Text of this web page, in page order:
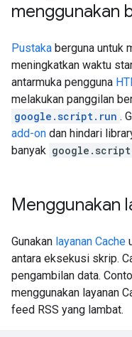
menggunakan
Pustaka berguna untuk
meningkatkan waktu
antarmuka pengguna
melakukan panggilan
google.script.run .
add-on dan hindari
banyak
Menggunakan
Gunakan layanan Cache
antara eksekusi skrip.
pengambilan data.
menggunakan layanan
feed RSS yang lambat.